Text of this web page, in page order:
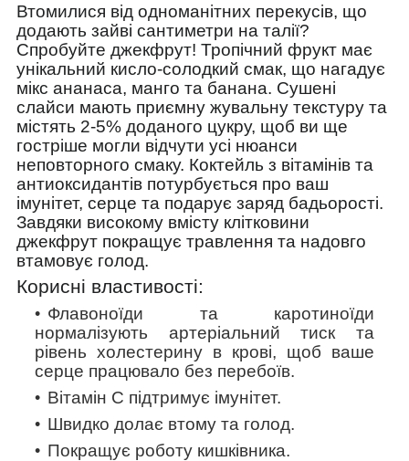
Втомилися від одноманітних перекусів, що
додають зайві сантиметри на талії?
Спробуйте джекфрут! Тропічний фрукт має
унікальний кисло-солодкий смак, що нагадує
мікс ананаса, манго та банана. Сушені
слайси мають приємну жувальну текстуру та
містять 2-5% доданого цукру, щоб ви ще
гостріше могли відчути усі нюанси
неповторного смаку. Коктейль з вітамінів та
антиоксидантів потурбується про ваш
імунітет, серце та подарує заряд бадьорості.
Завдяки високому вмісту клітковини
джекфрут покращує травлення та надовго
втамовує голод.
Корисні властивості:
Флавоноїди та каротиноїди
нормалізують артеріальний тиск та
рівень холестерину в крові, щоб ваше
серце працювало без перебоїв.
Вітамін С підтримує імунітет.
Швидко долає втому та голод.
Покращує роботу кишківника.